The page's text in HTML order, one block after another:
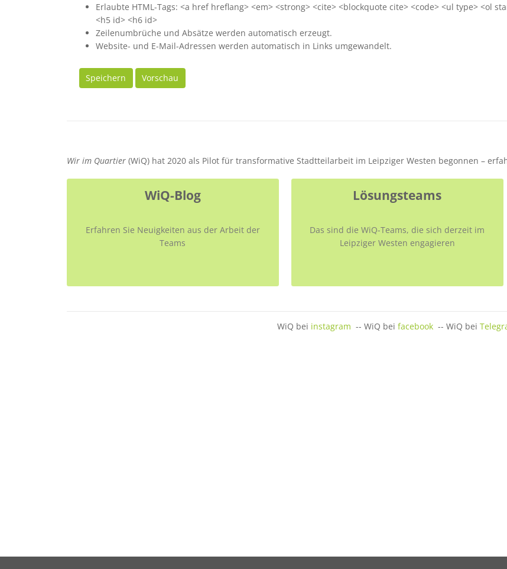
Erlaubte HTML-Tags: <a href hreflang> <em> <strong> <cite> <blockquote cite> <code> <ul type> <ol
<h5 id> <h6 id>
Zeilenumbrüche und Absätze werden automatisch erzeugt.
Website- und E-Mail-Adressen werden automatisch in Links umgewandelt.
Speichern Vorschau
Wir im Quartier(WiQ) hat 2020 als Pilot für transformative Stadtteilarbeit im Leipziger Westen begonnen –
WiQ-Blog
Erfahren Sie Neuigkeiten aus der Arbeit der
Teams
Lösungsteams
Das sind die WiQ-Teams, die sich derzeit im
Leipziger Westen engagieren
WiQ bei instagram -- WiQ bei facebook -- WiQ bei